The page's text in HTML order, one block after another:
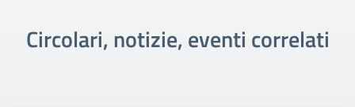
Circolari, notizie, eventi correlati